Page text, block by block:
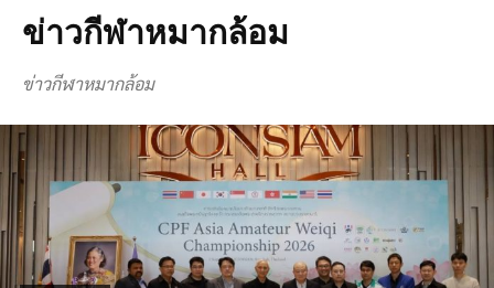
ข่าวกีฬาหมากล้อม
ข่าวกีฬาหมากล้อม